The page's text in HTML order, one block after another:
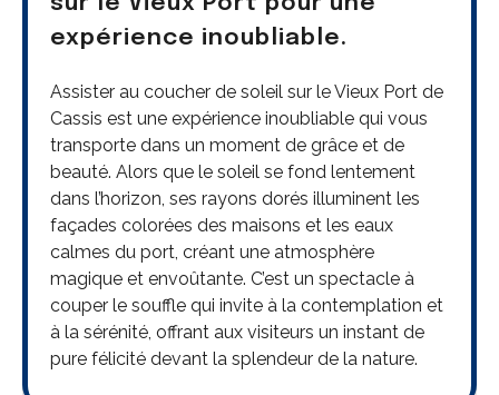
expérience inoubliable.
Assister au coucher de soleil sur le Vieux Port de
Cassis est une expérience inoubliable qui vous
transporte dans un moment de grâce et de
beauté. Alors que le soleil se fond lentement
dans l’horizon, ses rayons dorés illuminent les
façades colorées des maisons et les eaux
calmes du port, créant une atmosphère
magique et envoûtante. C’est un spectacle à
couper le souffle qui invite à la contemplation et
à la sérénité, offrant aux visiteurs un instant de
pure félicité devant la splendeur de la nature.